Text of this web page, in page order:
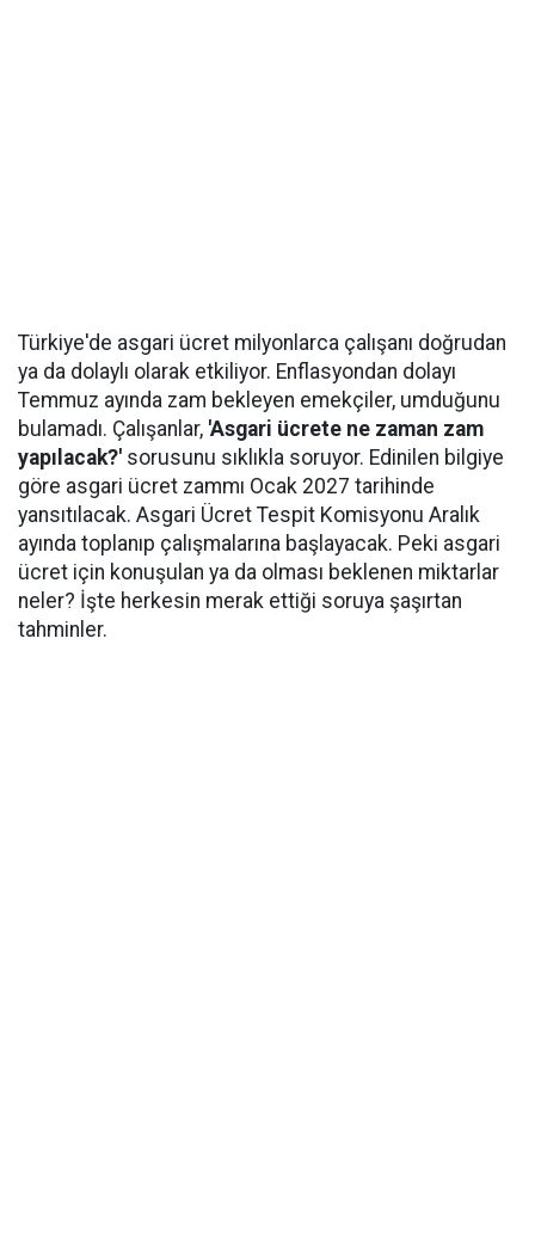
Türkiye'de asgari ücret milyonlarca çalışanı doğrudan
ya da dolaylı olarak etkiliyor. Enflasyondan dolayı
Temmuz ayında zam bekleyen emekçiler, umduğunu
bulamadı. Çalışanlar, 'Asgari ücrete ne zaman zam
yapılacak?' sorusunu sıklıkla soruyor. Edinilen bilgiye
göre asgari ücret zammı Ocak 2027 tarihinde
yansıtılacak. Asgari Ücret Tespit Komisyonu Aralık
ayında toplanıp çalışmalarına başlayacak. Peki asgari
ücret için konuşulan ya da olması beklenen miktarlar
neler? İşte herkesin merak ettiği soruya şaşırtan
tahminler.